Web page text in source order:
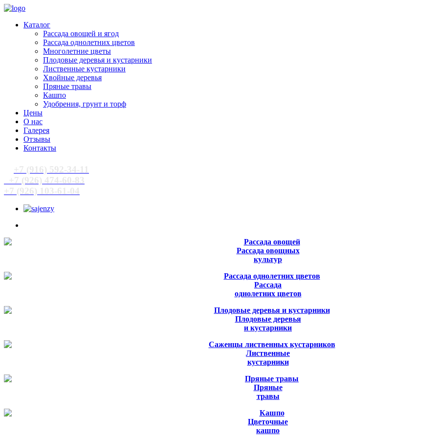
Каталог
Рассада овощей и ягод
Рассада однолетних цветов
Многолетние цветы
Плодовые деревья и кустарники
Лиственные кустарники
Хвойные деревья
Пряные травы
Кашпо
Удобрения, грунт и торф
Цены
О нас
Галерея
Отзывы
Контакты
Рассада овощных
культур
Рассада
однолетних цветов
Плодовые деревья
и кустарники
Лиственные
кустарники
Пряные
травы
Цветочные
кашпо